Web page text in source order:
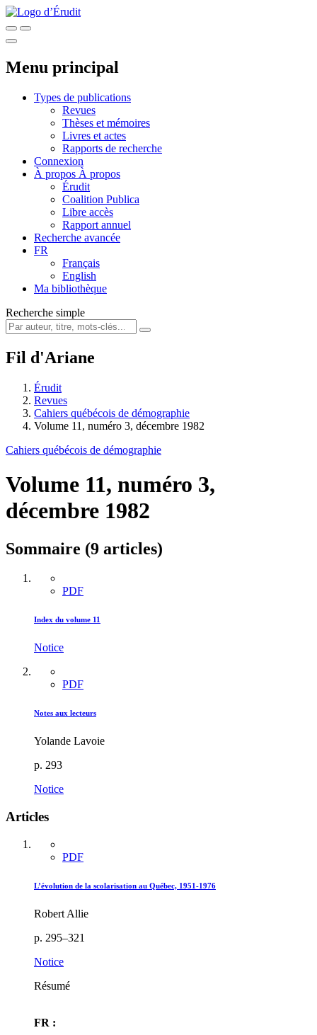
Menu principal
Types de publications
Revues
Thèses et mémoires
Livres et actes
Rapports de recherche
Connexion
À propos À propos
Érudit
Coalition Publica
Libre accès
Rapport annuel
Recherche avancée
FR
Français
English
Ma bibliothèque
Recherche simple
Fil d'Ariane
Érudit
Revues
Cahiers québécois de démographie
Volume 11, numéro 3, décembre 1982
Cahiers québécois de démographie
Volume 11, numéro 3,
décembre 1982
Sommaire (9 articles)
PDF
Index du volume 11
Notice
PDF
Notes aux lecteurs
Yolande Lavoie
p. 293
Notice
Articles
PDF
L’évolution de la scolarisation au Québec, 1951-1976
Robert Allie
p. 295–321
Notice
Résumé
FR :